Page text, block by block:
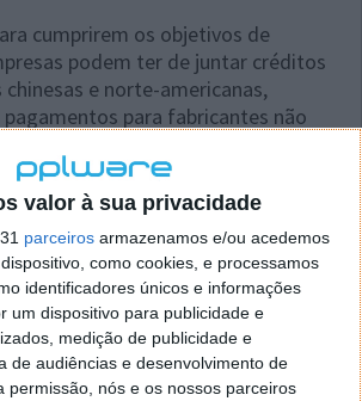
valor à sua privacidade
parceiros armazenamos e/ou acedemos
como cookies, e processamos
identificadores únicos e informações
um dispositivo para publicidade e
medição de publicidade e
de audiências e desenvolvimento de
permissão, nós e os nossos parceiros
cumprirem os objetivos de
podem ter de juntar créditos
e norte-americanas,
para fabricantes não